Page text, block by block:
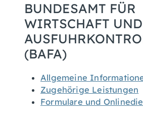
BUNDESAMT FÜR
WIRTSCHAFT UND
(BAFA)
Allgemeine
Zugehörige Leistungen
Formulare und